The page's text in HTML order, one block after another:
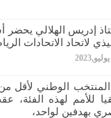
إدريس الهلالي
لاتحاد الاتحادات
للأمم لهذه
بهدفين لواحد،